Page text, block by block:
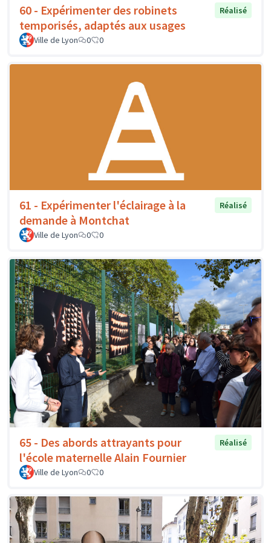
60 - Expérimenter des robinets
temporisés, adaptés aux usages
Réalisé
Ville de Lyon 0 0
61 - Expérimenter l'éclairage à la
demande à Montchat
Réalisé
Ville de Lyon 0 0
65 - Des abords attrayants pour
l'école maternelle Alain Fournier
Réalisé
Ville de Lyon 0 0